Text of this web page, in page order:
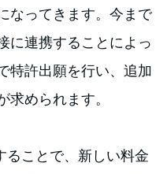
なってきます。今まで
に連携することによっ
特許出願を行い、追加
求められます。
ることで、新しい料金